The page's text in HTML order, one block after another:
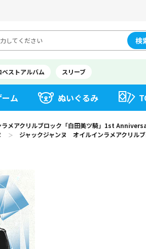
検
ストアルバム スリーブ
ーム ぬいぐるみ
メアクリルブロック「白田美ツ騎」1st
＞ ジャックジャンヌ オイルインラメアクリ